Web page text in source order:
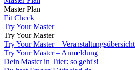
Master Plan
Fit Check
Try Your Master
Try Your Master
Try Your Master – Veranstaltungsübersicht
Try Your Master – Anmeldung
Dein Master in Trier: so geht's!